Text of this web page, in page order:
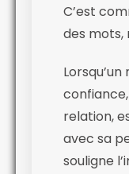
C’est
des mots,
relation,
avec sa
souligne